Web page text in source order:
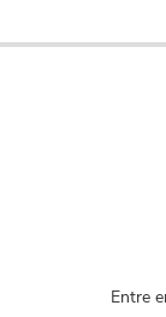
Entre